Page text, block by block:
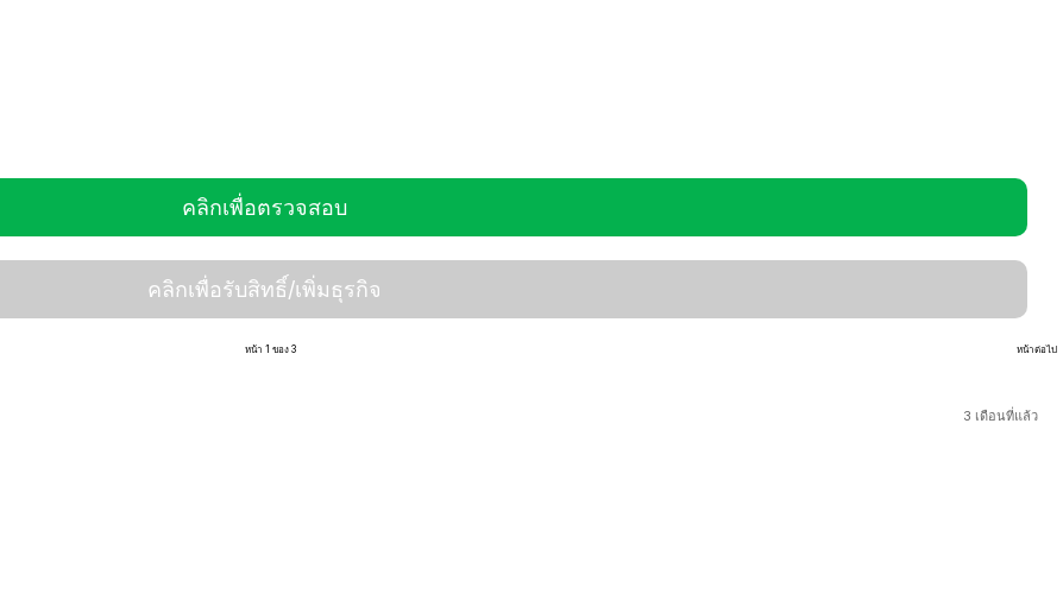
คลิกเพื่อตรวจสอบ
คลิกเพื่อรับสิทธิ์/เพิ่มธุรกิจ
หน้า 1 ของ 3 หน้าต่อไป
3 เดือนที่แล้ว